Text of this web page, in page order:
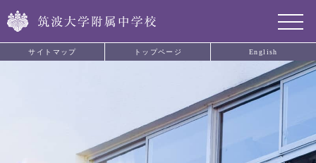
サイトマップ トップページ English